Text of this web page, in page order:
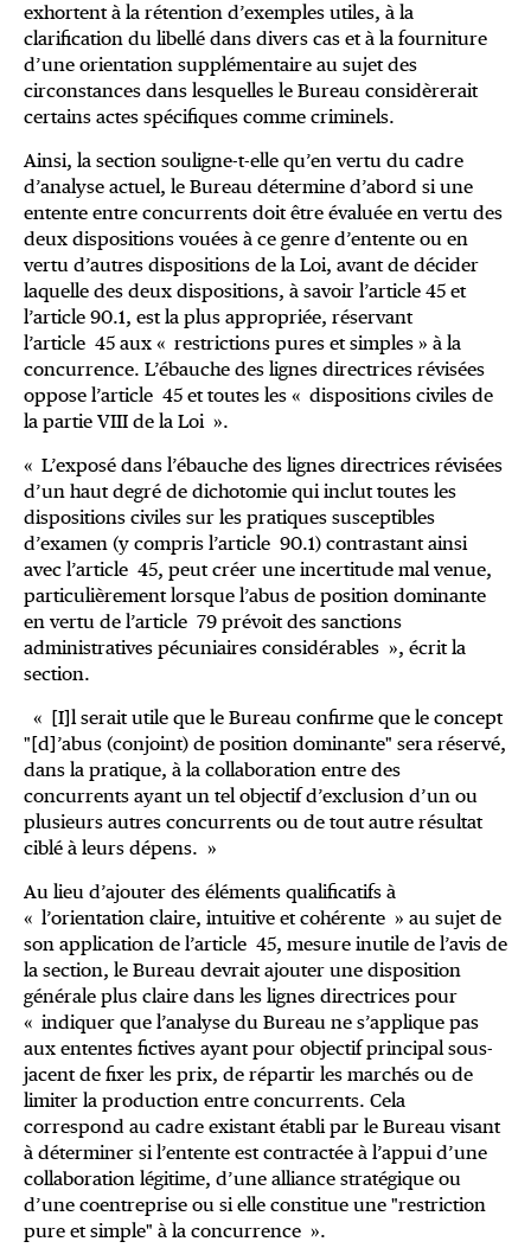
exhortent à la rétention d’exemples utiles, à la
clarification du libellé dans divers cas et à la fourniture
d’une orientation supplémentaire au sujet des
circonstances dans lesquelles le Bureau considèrerait
certains actes spécifiques comme criminels.
Ainsi, la section souligne-t-elle qu’en vertu du cadre
d’analyse actuel, le Bureau détermine d’abord si une
entente entre concurrents doit être évaluée en vertu des
deux dispositions vouées à ce genre d’entente ou en
vertu d’autres dispositions de la Loi, avant de décider
laquelle des deux dispositions, à savoir l’article 45 et
l’article 90.1, est la plus appropriée, réservant
l’article 45 aux « restrictions pures et simples » à la
concurrence. L’ébauche des lignes directrices révisées
oppose l’article 45 et toutes les « dispositions civiles de
la partie VIII de la Loi ».
« L’exposé dans l’ébauche des lignes directrices révisées
d’un haut degré de dichotomie qui inclut toutes les
dispositions civiles sur les pratiques susceptibles
d’examen (y compris l’article 90.1) contrastant ainsi
avec l’article 45, peut créer une incertitude mal venue,
particulièrement lorsque l’abus de position dominante
en vertu de l’article 79 prévoit des sanctions
administratives pécuniaires considérables », écrit la
section.
« [I]l serait utile que le Bureau confirme que le concept
"[d]’abus (conjoint) de position dominante" sera réservé,
dans la pratique, à la collaboration entre des
concurrents ayant un tel objectif d’exclusion d’un ou
plusieurs autres concurrents ou de tout autre résultat
ciblé à leurs dépens. »
Au lieu d’ajouter des éléments qualificatifs à
« l’orientation claire, intuitive et cohérente » au sujet de
son application de l’article 45, mesure inutile de l’avis de
la section, le Bureau devrait ajouter une disposition
générale plus claire dans les lignes directrices pour
« indiquer que l’analyse du Bureau ne s’applique pas
aux ententes fictives ayant pour objectif principal sous-
jacent de fixer les prix, de répartir les marchés ou de
limiter la production entre concurrents. Cela
correspond au cadre existant établi par le Bureau visant
à déterminer si l’entente est contractée à l’appui d’une
collaboration légitime, d’une alliance stratégique ou
d’une coentreprise ou si elle constitue une "restriction
pure et simple" à la concurrence ».